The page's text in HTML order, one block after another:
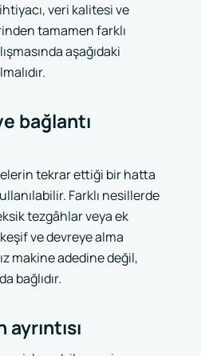
veri kalitesi ve
tamamen farklı
aşağıdaki
bağlantı
tekrar ettiği bir hatta
Farklı nesillerde
tezgâhlar veya ek
ve devreye alma
makine adedine değil,
bağlıdır.